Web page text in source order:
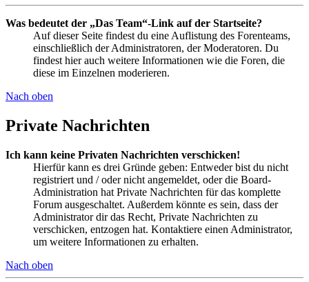
Was bedeutet der „Das Team“-Link auf der Startseite?
Auf dieser Seite findest du eine Auflistung des Forenteams,
einschließlich der Administratoren, der Moderatoren. Du
findest hier auch weitere Informationen wie die Foren, die
diese im Einzelnen moderieren.
Nach oben
Private Nachrichten
Ich kann keine Privaten Nachrichten verschicken!
Hierfür kann es drei Gründe geben: Entweder bist du nicht
registriert und / oder nicht angemeldet, oder die Board-
Administration hat Private Nachrichten für das komplette
Forum ausgeschaltet. Außerdem könnte es sein, dass der
Administrator dir das Recht, Private Nachrichten zu
verschicken, entzogen hat. Kontaktiere einen Administrator,
um weitere Informationen zu erhalten.
Nach oben